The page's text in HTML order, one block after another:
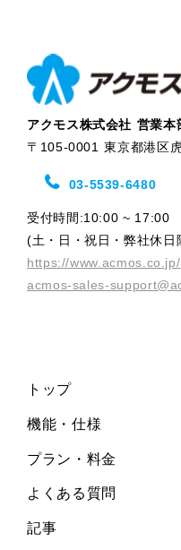
アクモス株式会社 営業
〒105-0001 東京都港区
03-5539-6480
受付時間:10:00 ~ 17:00
(土・日・祝日・弊社休日
https://www.acmos.co.jp/
acmos-sales-
トップ
機能・仕様
プラン・料金
よくある質問
記事